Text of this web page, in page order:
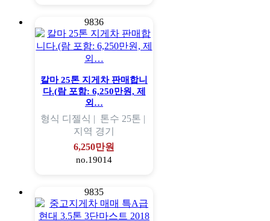
9836
칼마 25톤 지게차 판매합니
다.(람 포함: 6,250만원, 제
외…
형식 디젤식 | 톤수 25톤 |
지역 경기
6,250만원
no.19014
9835